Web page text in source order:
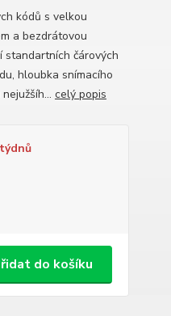
kódů s velkou
a bezdrátovou
standartních čárových
hloubka snímacího
celý popis
do košíku